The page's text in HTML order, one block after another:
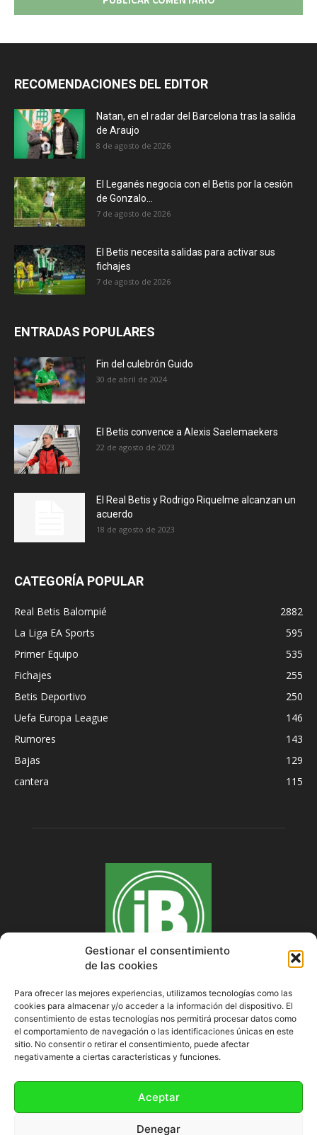
Gestionar el consentimiento
de las cookies
Para ofrecer las mejores experiencias, utilizamos tecnologías como las
cookies para almacenar y/o acceder a la información del dispositivo. El
consentimiento de estas tecnologías nos permitirá procesar datos como
el comportamiento de navegación o las identificaciones únicas en este
sitio. No consentir o retirar el consentimiento, puede afectar
negativamente a ciertas características y funciones.
Aceptar
Denegar
RECOMENDACIONES DEL EDITOR
Natan, en el radar del Barcelona tras la salida
de Araujo
8 de agosto de 2026
El Leganés negocia con el Betis por la cesión
de Gonzalo...
7 de agosto de 2026
El Betis necesita salidas para activar sus
fichajes
7 de agosto de 2026
ENTRADAS POPULARES
Fin del culebrón Guido
30 de abril de 2024
El Betis convence a Alexis Saelemaekers
22 de agosto de 2023
El Real Betis y Rodrigo Riquelme alcanzan un
acuerdo
18 de agosto de 2023
CATEGORÍA POPULAR
Real Betis Balompié
2882
La Liga EA Sports
595
Primer Equipo
535
Fichajes
255
Betis Deportivo
250
Uefa Europa League
146
Rumores
143
Bajas
129
cantera
115
SOBRE NOSOTROS